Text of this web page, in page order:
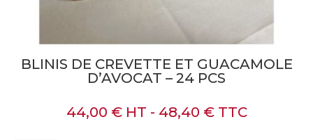
BLINIS DE CREVETTE ET GUACAMOLE
D’AVOCAT – 24 PCS
44,00 € HT - 48,40 €TTC